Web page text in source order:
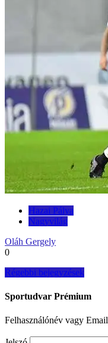
Hazai Pálya
Nagyvilág
Oláh Gergely
0
Bejegyzés
navigáció
Régebbi bejegyzések
Sportudvar Prémium
Felhasználónév vagy Email